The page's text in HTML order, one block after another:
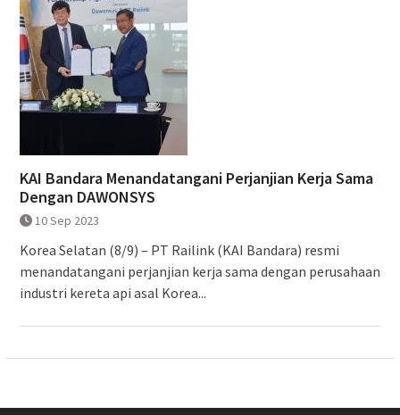
KAI Bandara Menandatangani Perjanjian Kerja Sama
Dengan DAWONSYS
10 Sep 2023
Korea Selatan (8/9) – PT Railink (KAI Bandara) resmi
menandatangani perjanjian kerja sama dengan perusahaan
industri kereta api asal Korea...